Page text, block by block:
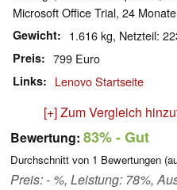
Microsoft Office Trial, 24
Gewicht 1.616 kg, Netzteil:
Preis 799 Euro
Links Lenovo Startseite
[+] Zum Vergleich
Bewertung: 83%- Gut
Durchschnitt von 1 Bewertungen
Preis: - %, Leistung: 78%,